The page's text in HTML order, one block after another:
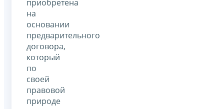
приобретена
на
основании
предварительного
договора,
который
по
своей
правовой
природе